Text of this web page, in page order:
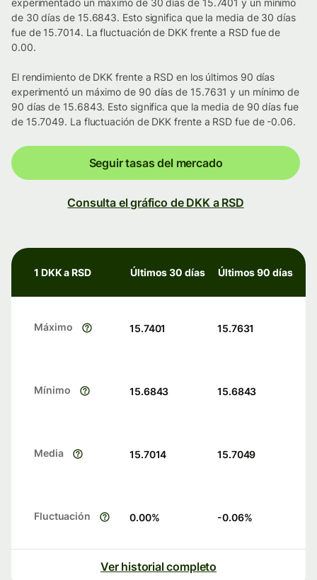
experimentado un máximo de 30 días de 15.7401 y un mínimo
de 30 días de 15.6843. Esto significa que la media de 30 días
fue de 15.7014. La fluctuación de DKK frente a RSD fue de
0.00.
El rendimiento de DKK frente a RSD en los últimos 90 días
experimentó un máximo de 90 días de 15.7631 y un mínimo de
90 días de 15.6843. Esto significa que la media de 90 días fue
de 15.7049. La fluctuación de DKK frente a RSD fue de -0.06.
Seguir tasas del mercado
Consulta el gráfico de DKK a RSD
1 DKK a RSD Últimos 30 días Últimos 90 días
Máximo 15.7401 15.7631
Mínimo 15.6843 15.6843
Media 15.7014 15.7049
Fluctuación 0.00% -0.06%
Ver historial completo